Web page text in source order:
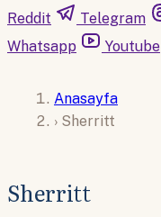
Reddit
Telegram
Whatsapp
Youtube
Anasayfa
› Sherritt
Sherritt